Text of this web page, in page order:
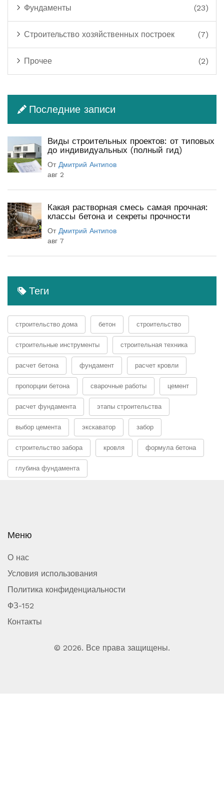
Фундаменты (23)
Строительство хозяйственных построек (7)
Прочее (2)
Последние записи
Виды строительных проектов: от типовых
до индивидуальных (полный гид)
От Дмитрий Антипов
авг 2
Какая растворная смесь самая прочная:
классы бетона и секреты прочности
От Дмитрий Антипов
авг 7
Теги
строительство дома бетон строительство
строительные инструменты строительная техника
расчет бетона фундамент расчет кровли
пропорции бетона сварочные работы цемент
расчет фундамента этапы строительства
выбор цемента экскаватор забор
строительство забора кровля формула бетона
глубина фундамента
Меню
О нас
Условия использования
Политика конфиденциальности
ФЗ-152
Контакты
© 2026. Все права защищены.